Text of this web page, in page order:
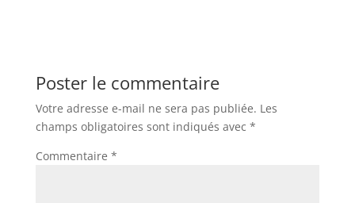
Poster le commentaire
Votre adresse e-mail ne sera pas publiée. Les
champs obligatoires sont indiqués avec *
Commentaire *